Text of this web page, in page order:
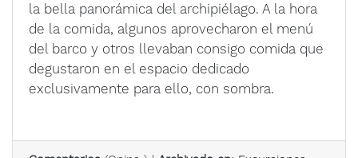
la bella panorámica del archipiélago. A la hora
de la comida, algunos aprovecharon el menú
del barco y otros llevaban consigo comida que
degustaron en el espacio dedicado
exclusivamente para ello, con sombra.